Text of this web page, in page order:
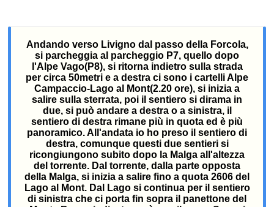
Andando verso Livigno dal passo della Forcola,
si parcheggia al parcheggio P7, quello dopo
l'Alpe Vago(P8), si ritorna indietro sulla strada
per circa 50metri e a destra ci sono i cartelli Alpe
Campaccio-Lago al Mont(2.20 ore), si inizia a
salire sulla sterrata, poi il sentiero si dirama in
due, si può andare a destra o a sinistra, il
sentiero di destra rimane più in quota ed è più
panoramico. All'andata io ho preso il sentiero di
destra, comunque questi due sentieri si
ricongiungono subito dopo la Malga all'altezza
del torrente. Dal torrente, dalla parte opposta
della Malga, si inizia a salire fino a quota 2606 del
Lago al Mont. Dal Lago si continua per il sentiero
di sinistra che ci porta fin sopra il panettone del